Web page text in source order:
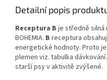
Detailní popis
Receptura B je středně
BOHEMIA. B receptura
energetické hodnoty. Proto
plemen viz. tabulka
starší psy v aktivitě zvýšené.